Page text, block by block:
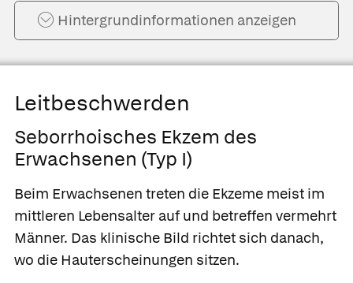
Hintergrund­informationen anzeigen
Leitbeschwerden
Seborrhoisches Ekzem des
Erwachsenen (Typ I)
Beim Erwachsenen treten die Ekzeme meist im
mittleren Lebensalter auf und betreffen vermehrt
Männer. Das klinische Bild richtet sich danach,
wo die Hauterscheinungen sitzen.